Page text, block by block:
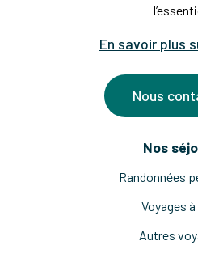
En savoir plus
Nous
Nos
Randonnées
Voyages
Autres